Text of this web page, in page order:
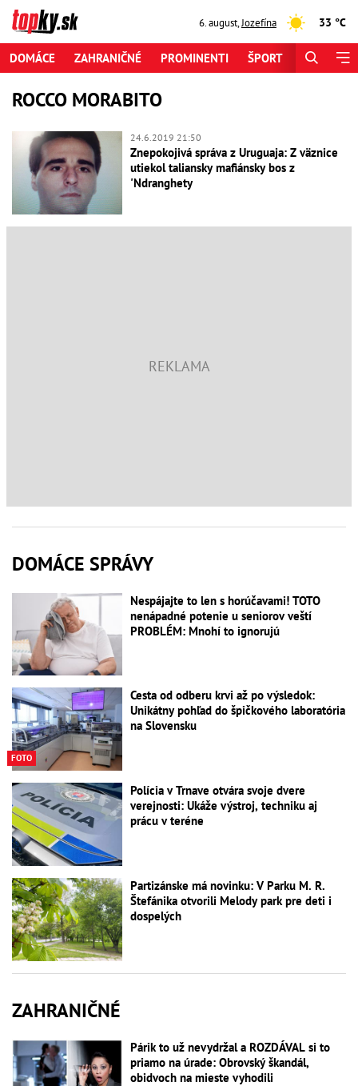
6. august,Jozefína 33 °C
DOMÁCE ZAHRANIČNÉ PROMINENTI ŠPORT
ROCCO MORABITO
24.6.2019 21:50
Znepokojivá správa z Uruguaja: Z väznice
utiekol taliansky mafiánsky bos z
'Ndranghety
DOMÁCE SPRÁVY
Nespájajte to len s horúčavami! TOTO
nenápadné potenie u seniorov veští
PROBLÉM: Mnohí to ignorujú
FOTO
Cesta od odberu krvi až po výsledok:
Unikátny pohľad do špičkového laboratória
na Slovensku
Polícia v Trnave otvára svoje dvere
verejnosti: Ukáže výstroj, techniku aj
prácu v teréne
Partizánske má novinku: V Parku M. R.
Štefánika otvorili Melody park pre deti i
dospelých
ZAHRANIČNÉ
Párik to už nevydržal a ROZDÁVAL si to
priamo na úrade: Obrovský škandál,
obidvoch na mieste vyhodili